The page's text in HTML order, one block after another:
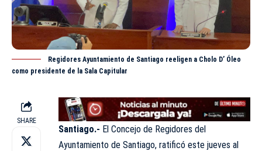
Regidores Ayuntamiento de Santiago reeligen a Cholo D’ Óleo
como presidente de la Sala Capitular
SHARE
Santiago.- El Concejo de Regidores del
Ayuntamiento de Santiago, ratificó este jueves al